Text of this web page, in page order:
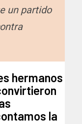
un partido
hermanos
la